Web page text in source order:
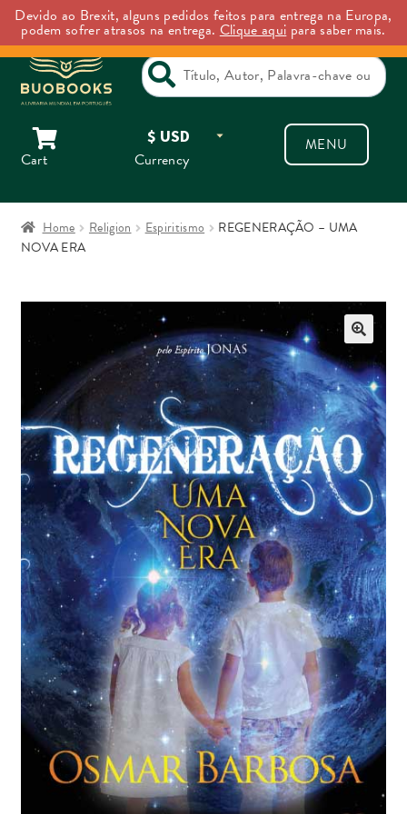
Devido ao Brexit, alguns pedidos feitos para entrega na Europa,
podem sofrer atrasos na entrega.Clique aquipara saber mais.
Search
for:
Skip
to
Skip
to
Cart Currency
MENU
Home Religion Espiritismo
REGENERAÇÃO – UMA
NOVA ERA
Backorder Notice: Backordered items may take longer than expected to ship.
Dismiss